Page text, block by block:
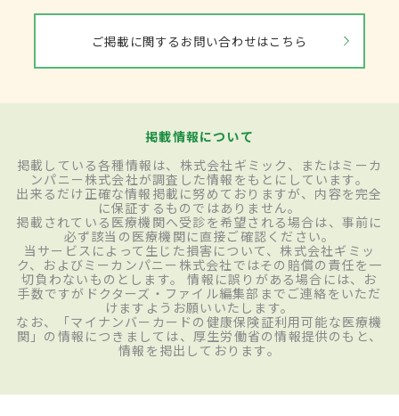
ご掲載に関するお問い合わせはこちら
掲載情報について
掲載している各種情報は、株式会社ギミック、またはミーカ
ンパニー株式会社が調査した情報をもとにしています。
出来るだけ正確な情報掲載に努めておりますが、内容を完全
に保証するものではありません。
掲載されている医療機関へ受診を希望される場合は、事前に
必ず該当の医療機関に直接ご確認ください。
当サービスによって生じた損害について、株式会社ギミッ
ク、およびミーカンパニー株式会社ではその賠償の責任を一
切負わないものとします。 情報に誤りがある場合には、お
手数ですがドクターズ・ファイル編集部までご連絡をいただ
けますようお願いいたします。
なお、「マイナンバーカードの健康保険証利用可能な医療機
関」の情報につきましては、厚生労働省の情報提供のもと、
情報を掲出しております。